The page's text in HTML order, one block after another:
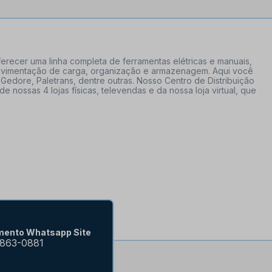
uma linha completa de ferramentas elétricas e manuais,
de carga, organização e armazenagem. Aqui você
Paletrans, dentre outras. Nosso Centro de Distribuição
nossas 4 lojas físicas, televendas e da nossa loja virtual, que
Whatsapp Site
0881